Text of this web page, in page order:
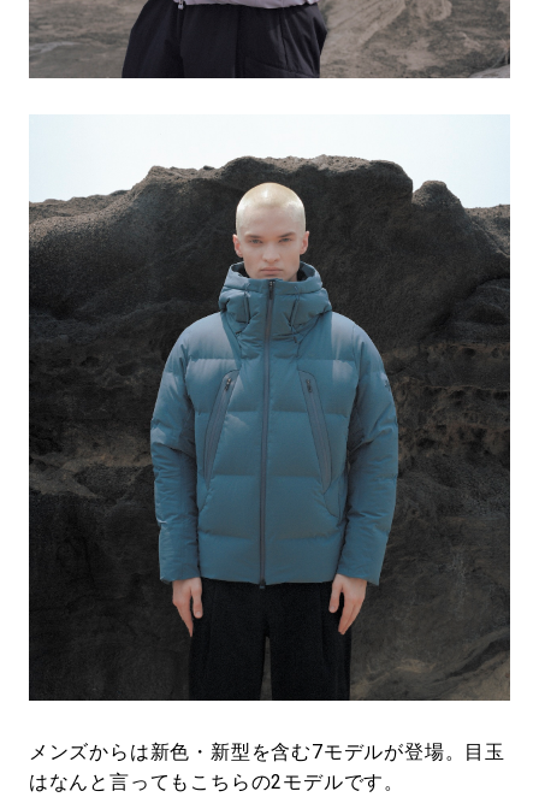
メンズからは新色・新型を含む7モデルが登場。目玉
はなんと言ってもこちらの2モデルです。